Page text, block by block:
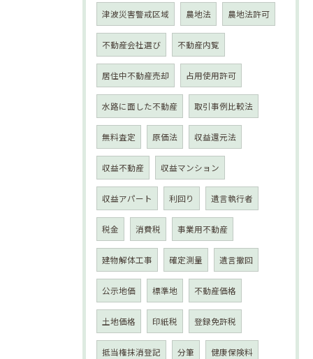
津波災害警戒区域 農地法 農地法許可
不動産会社選び 不動産内覧
居住中不動産売却 占用使用許可
水路に面した不動産 取引事例比較法
無料査定 原価法 収益還元法
収益不動産 収益マンション
収益アパート 利回り 遺言執行者
税金 消費税 事業用不動産
建物解体工事 確定測量 遺言撤回
公示地価 標準地 不動産価格
土地価格 印紙税 登録免許税
抵当権抹消登記 分筆 健康保険料